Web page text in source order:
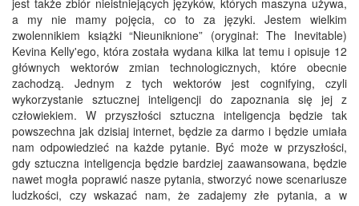
a my nie mamy pojęcia, co to za języki. Jestem wielkim
zwolennikiem książki “Nieuniknione” (oryginał: The Inevitable)
Kevina Kelly'ego, która została wydana kilka lat temu i opisuje 12
głównych wektorów zmian technologicznych, które obecnie
zachodzą. Jednym z tych wektorów jest cognifying, czyli
wykorzystanie sztucznej inteligencji do zapoznania się jej z
człowiekiem. W przyszłości sztuczna inteligencja będzie tak
powszechna jak dzisiaj internet, będzie za darmo i będzie umiała
nam odpowiedzieć na każde pytanie. Być może w przyszłości,
gdy sztuczna inteligencja będzie bardziej zaawansowana, będzie
nawet mogła poprawić nasze pytania, stworzyć nowe scenariusze
ludzkości, czy wskazać nam, że zadajemy złe pytania, a w